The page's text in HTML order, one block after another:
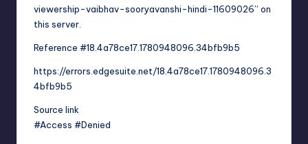
viewership-vaibhav-sooryavanshi-hindi-11609026” on
this server.
Reference #18.4a78ce17.1780948096.34bfb9b5
https://errors.edgesuite.net/18.4a78ce17.1780948096.3
4bfb9b5
Source link
#Access #Denied